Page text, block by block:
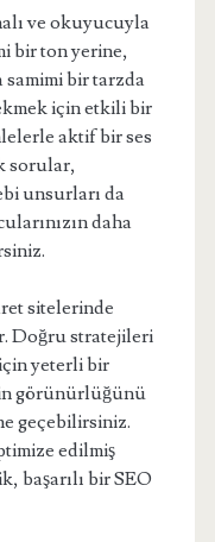
ve okuyucuyla
bir ton yerine,
bir tarzda
için etkili bir
aktif bir ses
sorular,
unsurları da
daha
sitelerinde
Doğru stratejileri
yeterli bir
görünürlüğünü
geçebilirsiniz.
edilmiş
başarılı bir SEO